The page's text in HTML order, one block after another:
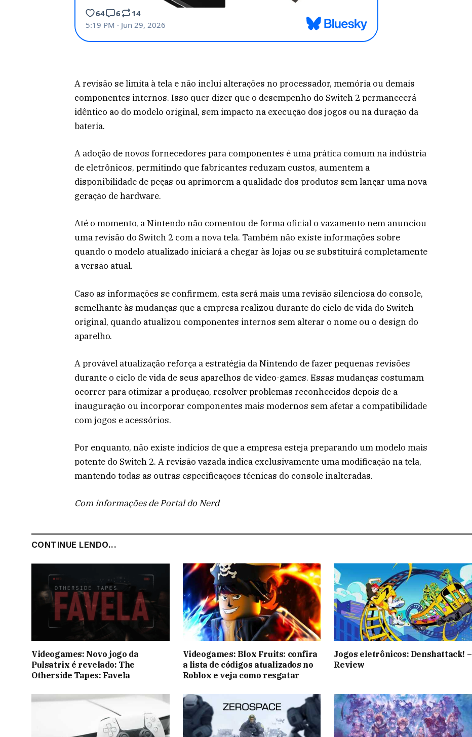
A revisão se limita à tela e não inclui alterações no processador, memória ou demais
componentes internos. Isso quer dizer que o desempenho do Switch 2 permanecerá
idêntico ao do modelo original, sem impacto na execução dos jogos ou na duração da
bateria.
A adoção de novos fornecedores para componentes é uma prática comum na indústria
de eletrônicos, permitindo que fabricantes reduzam custos, aumentem a
disponibilidade de peças ou aprimorem a qualidade dos produtos sem lançar uma nova
geração de hardware.
Até o momento, a Nintendo não comentou de forma oficial o vazamento nem anunciou
uma revisão do Switch 2 com a nova tela. Também não existe informações sobre
quando o modelo atualizado iniciará a chegar às lojas ou se substituirá completamente
a versão atual.
Caso as informações se confirmem, esta será mais uma revisão silenciosa do console,
semelhante às mudanças que a empresa realizou durante do ciclo de vida do Switch
original, quando atualizou componentes internos sem alterar o nome ou o design do
aparelho.
A provável atualização reforça a estratégia da Nintendo de fazer pequenas revisões
durante o ciclo de vida de seus aparelhos de video-games. Essas mudanças costumam
ocorrer para otimizar a produção, resolver problemas reconhecidos depois de a
inauguração ou incorporar componentes mais modernos sem afetar a compatibilidade
com jogos e acessórios.
Por enquanto, não existe indícios de que a empresa esteja preparando um modelo mais
potente do Switch 2. A revisão vazada indica exclusivamente uma modificação na tela,
mantendo todas as outras especificações técnicas do console inalteradas.
Com informações de Portal do Nerd
CONTINUE LENDO...
Videogames: Novo jogo da
Pulsatrix é revelado: The
Otherside Tapes: Favela
Videogames: Blox Fruits: confira
a lista de códigos atualizados no
Roblox e veja como resgatar
Jogos eletrônicos: Denshattack! –
Review